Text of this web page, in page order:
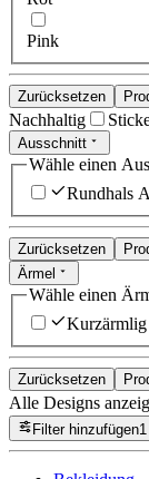
Pink
Zurücksetzen
Nachhaltig
Ausschnitt
Wähle einen
Rundhals
Zurücksetzen
Ärmel
Wähle einen
Kurzärmlig
Zurücksetzen
Alle Designs
Filter hinzufügen1